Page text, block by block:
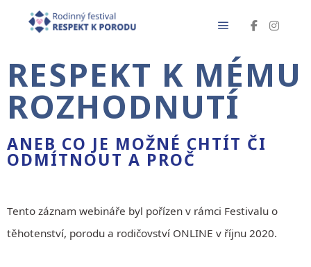
RESPEKT K MÉMU
ROZHODNUTÍ
ANEB CO JE MOŽNÉ CHTÍT ČI
ODMÍTNOUT A PROČ
Tento záznam webináře byl pořízen v rámci Festivalu o
těhotenství, porodu a rodičovství ONLINE v říjnu 2020.